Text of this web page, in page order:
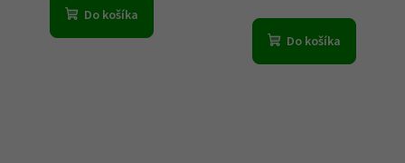
Do košíka
Do košíka